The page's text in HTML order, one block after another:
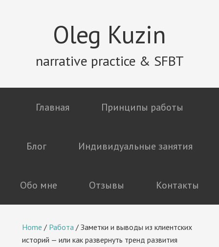
Oleg Kuzin
narrative practice & SFBT
Главная Принципы работы
Блог Индивидуальные занятия
Обо мне Отзывы Контакты
Home / Работа / Заметки и выводы из клиентских
историй — или как развернуть тренд развития